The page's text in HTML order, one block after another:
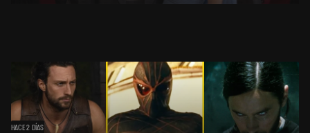
HACE 2 DÍAS